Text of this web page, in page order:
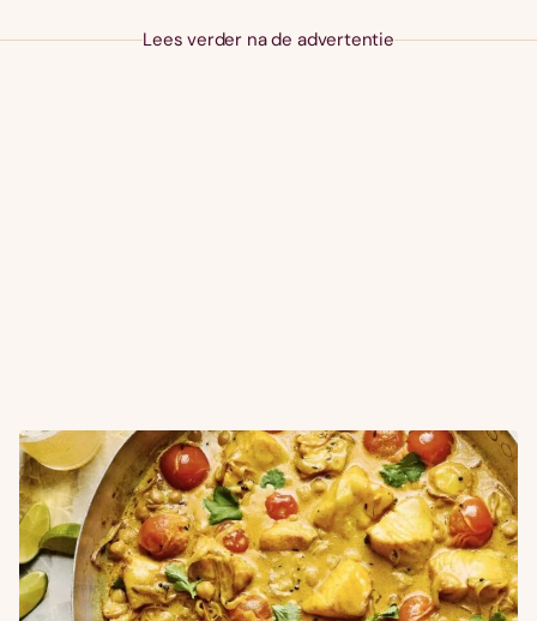
Lees verder na de advertentie